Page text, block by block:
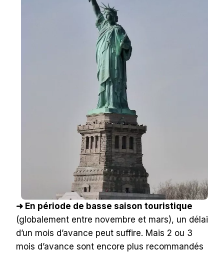
➜ En période de basse saison touristique
(globalement entre novembre et mars), un délai
d’un mois d’avance peut suffire. Mais 2 ou 3
mois d’avance sont encore plus recommandés